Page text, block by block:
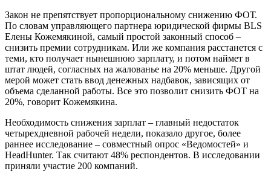
Закон не препятствует пропорциональному снижению ФОТ.
По словам управляющего партнера юридической фирмы BLS
Елены Кожемякиной, самый простой законный способ –
снизить премии сотрудникам. Или же компания расстанется с
теми, кто получает нынешнюю зарплату, и потом наймет в
штат людей, согласных на жалованье на 20% меньше. Другой
мерой может стать ввод денежных надбавок, зависящих от
объема сделанной работы. Все это позволит снизить ФОТ на
20%, говорит Кожемякина.
Необходимость снижения зарплат – главный недостаток
четырехдневной рабочей недели, показало другое, более
раннее исследование – совместный опрос «Ведомостей» и
HeadHunter. Так считают 48% респондентов. В исследовании
приняли участие 200 компаний.